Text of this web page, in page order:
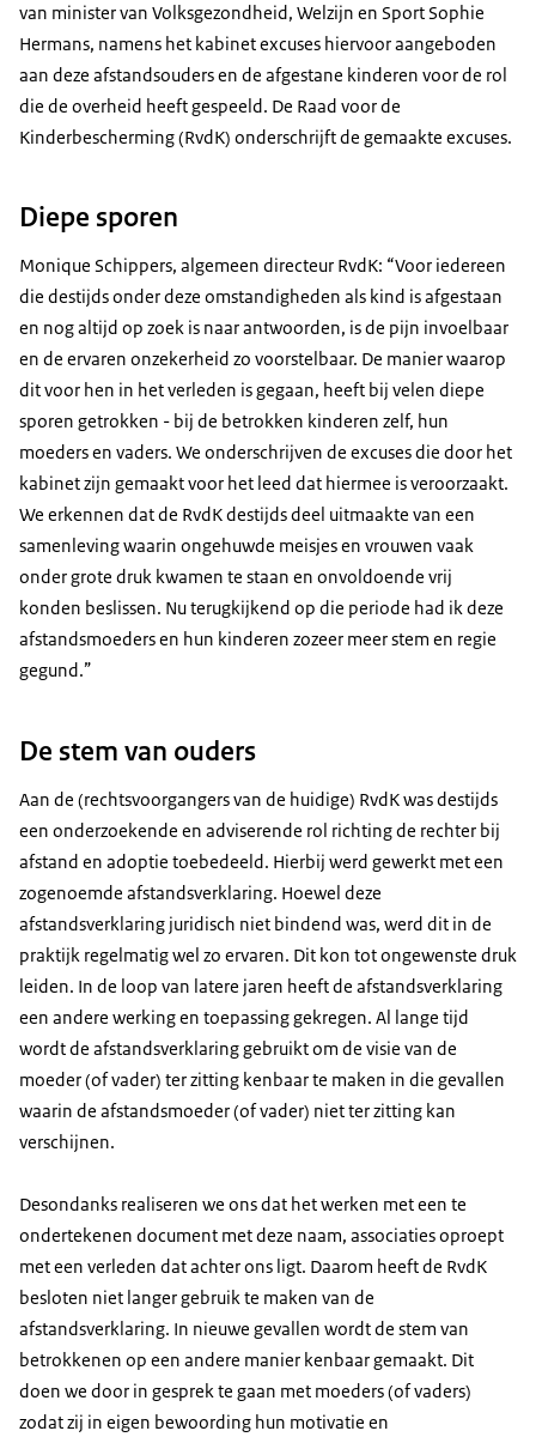
van minister van Volksgezondheid, Welzijn en Sport Sophie
Hermans, namens het kabinet excuses hiervoor aangeboden
aan deze afstandsouders en de afgestane kinderen voor de rol
die de overheid heeft gespeeld. De Raad voor de
Kinderbescherming (RvdK) onderschrijft de gemaakte excuses.
Diepe sporen
Monique Schippers, algemeen directeur RvdK: “Voor iedereen
die destijds onder deze omstandigheden als kind is afgestaan
en nog altijd op zoek is naar antwoorden, is de pijn invoelbaar
en de ervaren onzekerheid zo voorstelbaar. De manier waarop
dit voor hen in het verleden is gegaan, heeft bij velen diepe
sporen getrokken - bij de betrokken kinderen zelf, hun
moeders en vaders. We onderschrijven de excuses die door het
kabinet zijn gemaakt voor het leed dat hiermee is veroorzaakt.
We erkennen dat de RvdK destijds deel uitmaakte van een
samenleving waarin ongehuwde meisjes en vrouwen vaak
onder grote druk kwamen te staan en onvoldoende vrij
konden beslissen. Nu terugkijkend op die periode had ik deze
afstandsmoeders en hun kinderen zozeer meer stem en regie
gegund.”
De stem van ouders
Aan de (rechtsvoorgangers van de huidige) RvdK was destijds
een onderzoekende en adviserende rol richting de rechter bij
afstand en adoptie toebedeeld. Hierbij werd gewerkt met een
zogenoemde afstandsverklaring. Hoewel deze
afstandsverklaring juridisch niet bindend was, werd dit in de
praktijk regelmatig wel zo ervaren. Dit kon tot ongewenste druk
leiden. In de loop van latere jaren heeft de afstandsverklaring
een andere werking en toepassing gekregen. Al lange tijd
wordt de afstandsverklaring gebruikt om de visie van de
moeder (of vader) ter zitting kenbaar te maken in die gevallen
waarin de afstandsmoeder (of vader) niet ter zitting kan
verschijnen.
Desondanks realiseren we ons dat het werken met een te
ondertekenen document met deze naam, associaties oproept
met een verleden dat achter ons ligt. Daarom heeft de RvdK
besloten niet langer gebruik te maken van de
afstandsverklaring. In nieuwe gevallen wordt de stem van
betrokkenen op een andere manier kenbaar gemaakt. Dit
doen we door in gesprek te gaan met moeders (of vaders)
zodat zij in eigen bewoording hun motivatie en